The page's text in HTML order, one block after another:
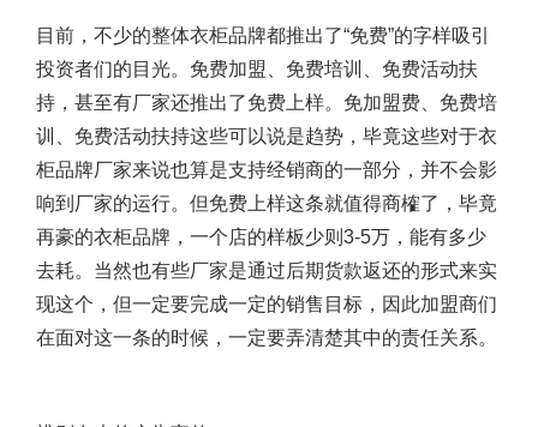
目前，不少的整体衣柜品牌都推出了“免费”的字样吸引
投资者们的目光。免费加盟、免费培训、免费活动扶
持，甚至有厂家还推出了免费上样。免加盟费、免费培
训、免费活动扶持这些可以说是趋势，毕竟这些对于衣
柜品牌厂家来说也算是支持经销商的一部分，并不会影
响到厂家的运行。但免费上样这条就值得商榷了，毕竟
再豪的衣柜品牌，一个店的样板少则3-5万，能有多少
去耗。当然也有些厂家是通过后期货款返还的形式来实
现这个，但一定要完成一定的销售目标，因此加盟商们
在面对这一条的时候，一定要弄清楚其中的责任关系。